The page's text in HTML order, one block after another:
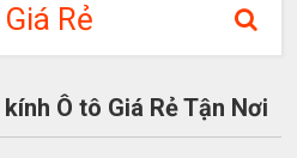
Rẻ
Ô tô Giá Rẻ Tận Nơi